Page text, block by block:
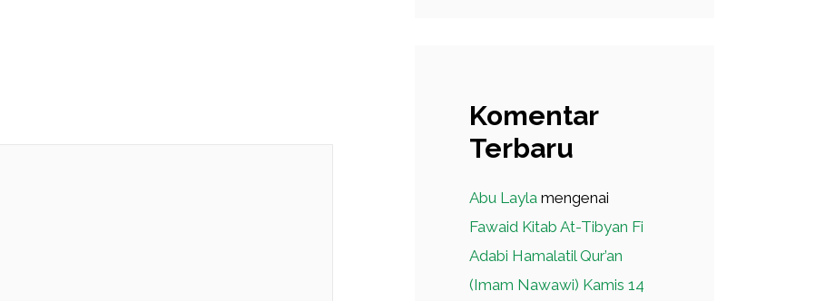
Komentar
Terbaru
Abu Layla mengenai
Fawaid Kitab At-Tibyan Fi
Adabi Hamalatil Qur’an
(Imam Nawawi) Kamis 14